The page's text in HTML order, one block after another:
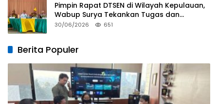
Pimpin Rapat DTSEN di Wilayah Kepulauan,
Wabup Surya Tekankan Tugas dan
Tanggung Jawab Operator
30/06/2026 651
Berita Populer